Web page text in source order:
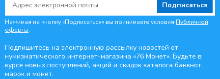
Подписаться
Нажимая на кнопку «Подписаться» вы принимаете условия Публичной
оферты.
Подпишитесь на электронную рассылку новостей от
нумизматического интернет-магазина «76 Монет». Будьте в
курсе новых поступлений, акций и скидок каталога банкнот,
марок и монет.